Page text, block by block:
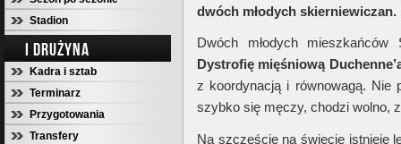
Stadion
I DRUŻYNA
Kadra i sztab
Terminarz
Przygotowania
Transfery
dwóch młodych skierniewiczan.
Dwóch młodych
Dystrofię mięśniową
z koordynacją i równowagą. Nie
szybko się męczy, chodzi wolno,
Na szczęście na świecie istnieje